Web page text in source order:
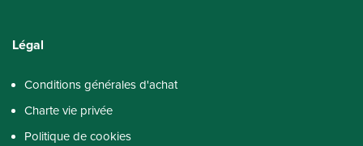
Légal
Conditions générales d'achat
Charte vie privée
Politique de cookies